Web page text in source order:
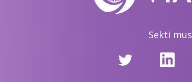
Sekti mus